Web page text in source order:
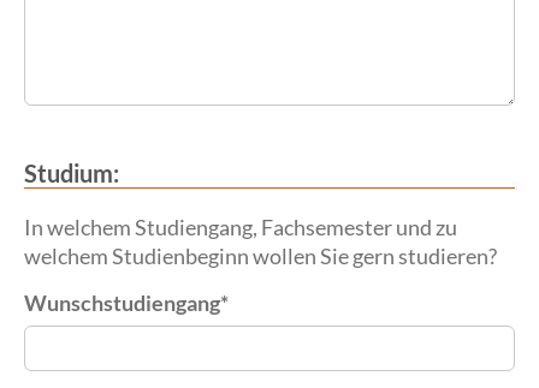
Studium:
In welchem Studiengang, Fachsemester und zu
welchem Studienbeginn wollen Sie gern studieren?
Wunschstudiengang*